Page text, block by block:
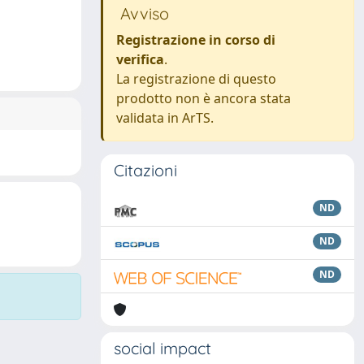
Avviso
Registrazione in corso di
verifica.
La registrazione di questo
prodotto non è ancora stata
validata in ArTS.
Citazioni
ND
ND
ND
social impact